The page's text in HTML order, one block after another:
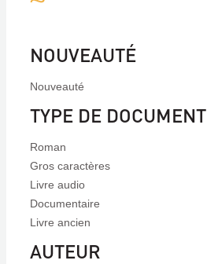
NOUVEAUTÉ
Nouveauté
TYPE DE DOCUMENT
Roman
Gros caractères
Livre audio
Documentaire
Livre ancien
AUTEUR